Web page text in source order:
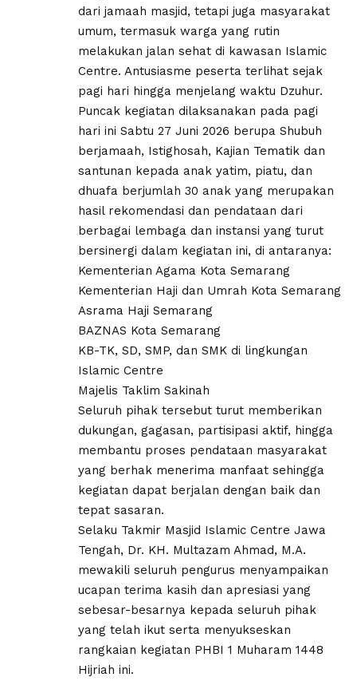
dari jamaah masjid, tetapi juga masyarakat
umum, termasuk warga yang rutin
melakukan jalan sehat di kawasan Islamic
Centre. Antusiasme peserta terlihat sejak
pagi hari hingga menjelang waktu Dzuhur.
Puncak kegiatan dilaksanakan pada pagi
hari ini Sabtu 27 Juni 2026 berupa Shubuh
berjamaah, Istighosah, Kajian Tematik dan
santunan kepada anak yatim, piatu, dan
dhuafa berjumlah 30 anak yang merupakan
hasil rekomendasi dan pendataan dari
berbagai lembaga dan instansi yang turut
bersinergi dalam kegiatan ini, di antaranya:
Kementerian Agama Kota Semarang
Kementerian Haji dan Umrah Kota Semarang
Asrama Haji Semarang
BAZNAS Kota Semarang
KB-TK, SD, SMP, dan SMK di lingkungan
Islamic Centre
Majelis Taklim Sakinah
Seluruh pihak tersebut turut memberikan
dukungan, gagasan, partisipasi aktif, hingga
membantu proses pendataan masyarakat
yang berhak menerima manfaat sehingga
kegiatan dapat berjalan dengan baik dan
tepat sasaran.
Selaku Takmir Masjid Islamic Centre Jawa
Tengah, Dr. KH. Multazam Ahmad, M.A.
mewakili seluruh pengurus menyampaikan
ucapan terima kasih dan apresiasi yang
sebesar-besarnya kepada seluruh pihak
yang telah ikut serta menyukseskan
rangkaian kegiatan PHBI 1 Muharam 1448
Hijriah ini.